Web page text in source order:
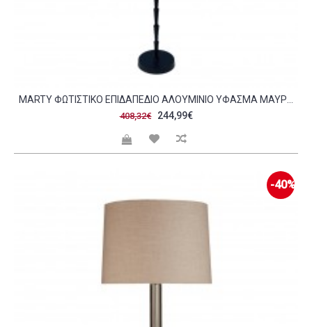
408,32€ 244,99€
-40%